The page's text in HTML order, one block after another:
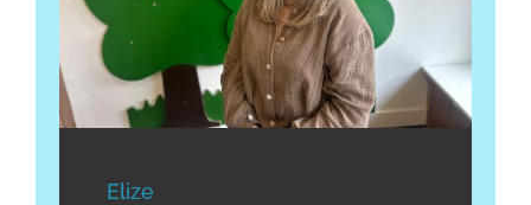
Elize